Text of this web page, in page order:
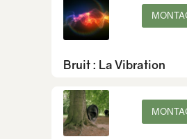
Bruit : La Vibration